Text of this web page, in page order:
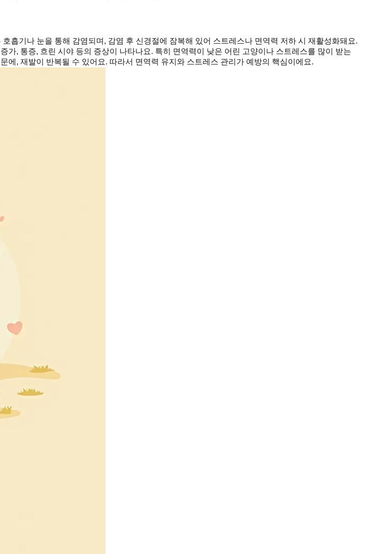
흡기나 눈을 통해 감염되며, 감염 후 신경절에 잠복해 있어 스트레스나 면역력 저하 시 재활성화돼요.
, 통증, 흐린 시야 등의 증상이 나타나요. 특히 면역력이 낮은 어린 고양이나 스트레스를 많이 받는
, 재발이 반복될 수 있어요. 따라서 면역력 유지와 스트레스 관리가 예방의 핵심이에요.